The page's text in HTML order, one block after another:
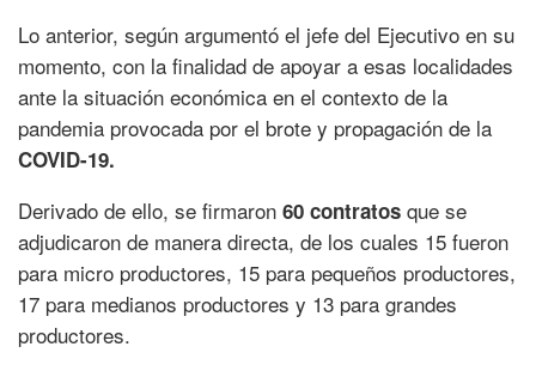
Lo anterior, según argumentó el jefe del Ejecutivo en su
momento, con la finalidad de apoyar a esas localidades
ante la situación económica en el contexto de la
pandemia provocada por el brote y propagación de la
COVID-19.
Derivado de ello, se firmaron 60 contratos que se
adjudicaron de manera directa, de los cuales 15 fueron
para micro productores, 15 para pequeños productores,
17 para medianos productores y 13 para grandes
productores.